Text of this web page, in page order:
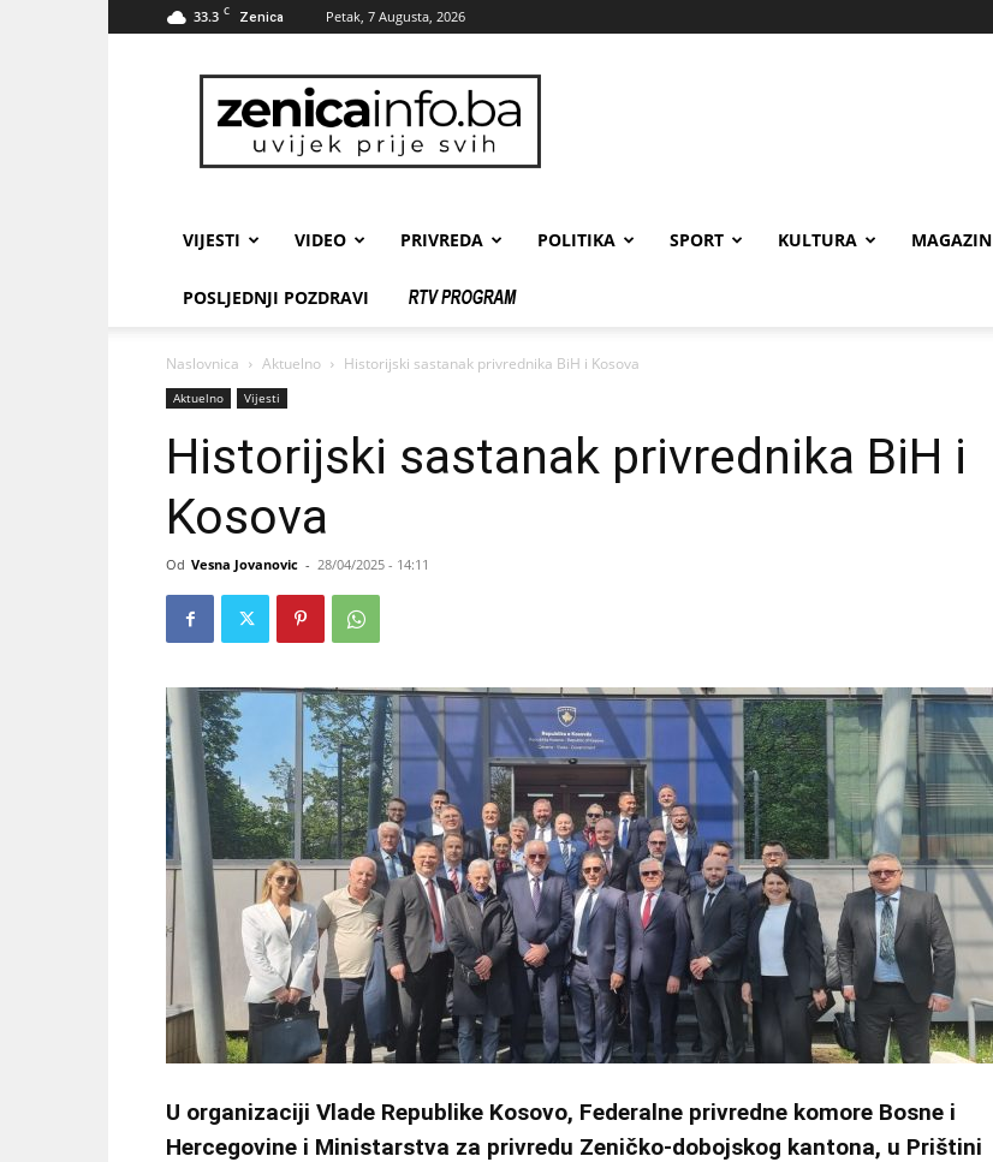
33.3 C Zenica Petak, 7 Augusta, 2026
zenicainfo.ba
VIJESTI VIDEO PRIVREDA POLITIKA SPORT KULTURA MAGAZIN
POSLJEDNJI POZDRAVI
Naslovnica Aktuelno Historijski sastanak privrednika BiH i Kosova
Aktuelno Vijesti
Historijski sastanak privrednika BiH i
Kosova
Od Vesna Jovanovic - 28/04/2025 - 14:11
U organizaciji Vlade Republike Kosovo, Federalne privredne komore Bosne i
Hercegovine i Ministarstva za privredu Zeničko-dobojskog kantona, u Prištini